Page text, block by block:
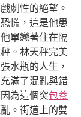
劇性的絕望。
慌，這是他患
單戀著住在隔
。林天秤完美
水瓶的人生，
滿了混亂與錯
為這個突包養
。街道上的雙